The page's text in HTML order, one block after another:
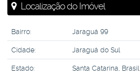
Localização do Imóvel
Bairro: Jaraguá 99
Cidade: Jaraguá do Sul
Estado: Santa Catarina, Brasil